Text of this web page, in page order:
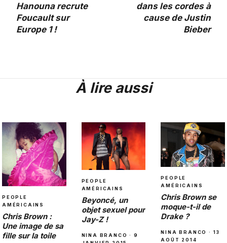
Hanouna recrute
Foucault sur
Europe 1 !
dans les cordes à
cause de Justin
Bieber
À lire aussi
PEOPLE
AMÉRICAINS
Chris Brown :
Une image de sa
fille sur la toile
PEOPLE
AMÉRICAINS
Beyoncé, un
objet sexuel pour
Jay-Z !
NINA BRANCO · 9
PEOPLE
AMÉRICAINS
Chris Brown se
moque-t-il de
Drake ?
NINA BRANCO · 13
AOÛT 2014